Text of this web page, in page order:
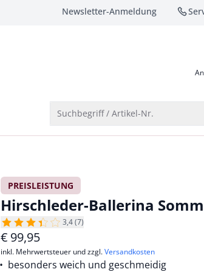
Newsletter-Anmeldung
Suchbegriff / Artikel-Nr.
PREISLEISTUNG
Hirschleder-Ballerina
3,4 (7)
€ 99,95
inkl. Mehrwertsteuer und zzgl.Versandkosten
besonders weich und geschmeidig